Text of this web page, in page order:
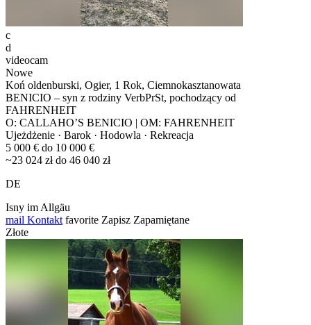
c
d
videocam
Nowe
Koń oldenburski, Ogier, 1 Rok, Ciemnokasztanowata
BENICIO – syn z rodziny VerbPrSt, pochodzący od
FAHRENHEIT
O: CALLAHO’S BENICIO | OM: FAHRENHEIT
Ujeżdżenie · Barok · Hodowla · Rekreacja
5 000 € do 10 000 €
~23 024 zł do 46 040 zł
DE
Isny im Allgäu
mail Kontakt favorite Zapisz Zapamiętane
Złote